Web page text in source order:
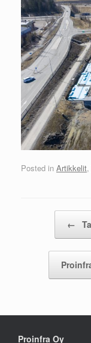
Posted in Artikkelit,
←
Proinfra Oy